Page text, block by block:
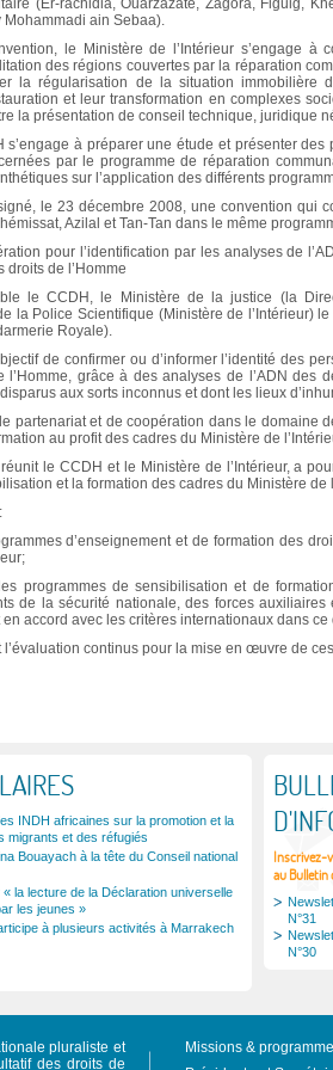
sur
Avis du CNDH sur le projet de loi
N° 13-31 relatif au droit d’accès à
l’information.
(Er-rachidia, Ouarzazate, Zagora, Figuig,
Mohammadi ain Sebaa).
le Ministère de l’Intérieur s’engage à
des régions couvertes par la réparation
la régularisation de la situation immobilière
et leur transformation en complexes
la présentation de conseil technique, juridique
s’engage à préparer une étude et présenter
par le programme de réparation
sur l’application des différents
le 23 décembre 2008, une convention qui
Azilal et Tan-Tan dans le même
pour l’identification par les analyses de
de l’Homme
le CCDH, le Ministère de la justice (la
la Police Scientifique (Ministère de l’Intérieur)
Royale).
de confirmer ou d’informer l’identité des
l’Homme, grâce à des analyses de l’ADN des
aux sorts inconnus et dont les lieux
partenariat et de coopération dans le domaine
au profit des cadres du Ministère de
le CCDH et le Ministère de l’Intérieur, a
et la formation des cadres du Ministère
d’enseignement et de formation des
programmes de sensibilisation et de
de la sécurité nationale, des forces
accord avec les critères internationaux dans ce
l’évaluation continus pour la mise en œuvre de
INDH africaines sur la promotion et la
migrants et des réfugiés
Bouayach à la tête du Conseil national
la lecture de la Déclaration universelle
les jeunes »
à plusieurs activités à Marrakech
Inscrivez-
au
N°31
N°30
pluraliste et
des droits de
Missions &